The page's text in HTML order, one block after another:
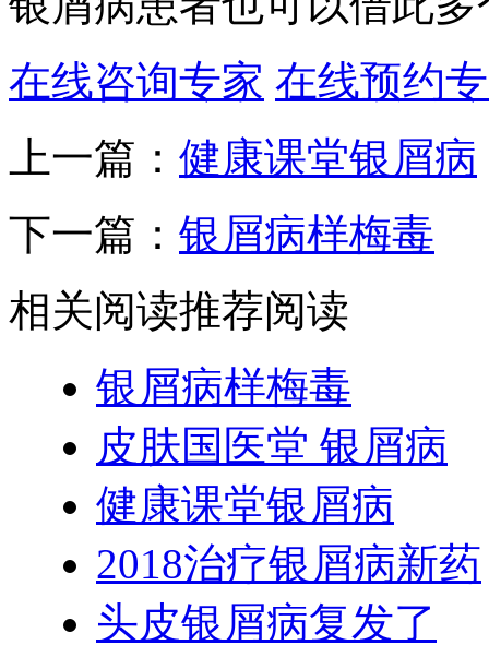
在线咨询专家 在线预约
上一篇： 健康课堂银屑病
下一篇： 银屑病样梅毒
相关阅读推荐阅读
银屑病样梅毒
皮肤国医堂 银屑病
健康课堂银屑病
2018治疗银屑病新药
头皮银屑病复发了